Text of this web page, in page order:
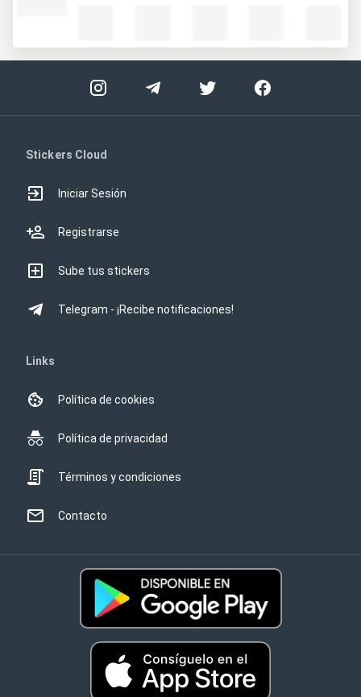
Stickers Cloud
Iniciar Sesión
Registrarse
Sube tus stickers
Telegram - ¡Recibe notificaciones!
Links
Política de cookies
Política de privacidad
Términos y condiciones
Contacto